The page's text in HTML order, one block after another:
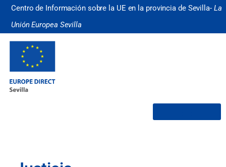
Centro de Información sobre la UE en la provincia de Sevilla- La
Unión Europea Sevilla